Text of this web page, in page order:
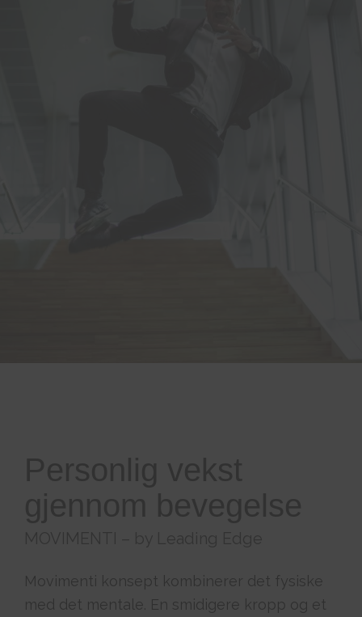
Movimenti konsept kombinerer det fysiske
med det mentale. En smidigere kropp og et